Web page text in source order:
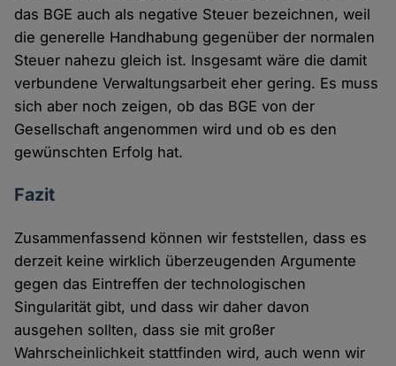
das BGE auch als negative Steuer bezeichnen, weil
die generelle Handhabung gegenüber der normalen
Steuer nahezu gleich ist. Insgesamt wäre die damit
verbundene Verwaltungsarbeit eher gering. Es muss
sich aber noch zeigen, ob das BGE von der
Gesellschaft angenommen wird und ob es den
gewünschten Erfolg hat.
Fazit
Zusammenfassend können wir feststellen, dass es
derzeit keine wirklich überzeugenden Argumente
gegen das Eintreffen der technologischen
Singularität gibt, und dass wir daher davon
ausgehen sollten, dass sie mit großer
Wahrscheinlichkeit stattfinden wird, auch wenn wir